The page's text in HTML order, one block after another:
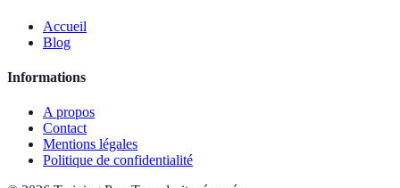
Accueil
Blog
Informations
A propos
Contact
Mentions légales
Politique de confidentialité